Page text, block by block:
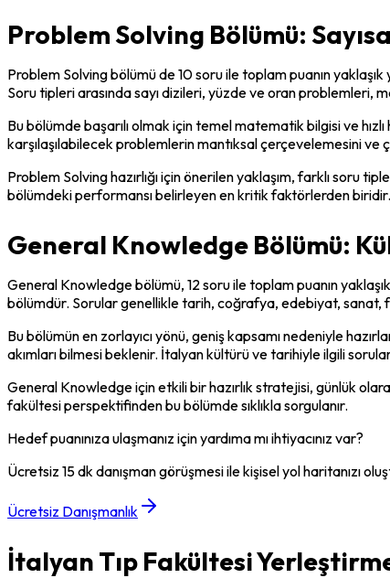
Problem Solving Bölümü:
Problem Solving bölümü de 10 soru ile toplam puanın
Soru tipleri arasında sayı dizileri, yüzde ve oran problemleri,
Bu bölümde başarılı olmak için temel matematik bilgisi ve
karşılaşılabilecek problemlerin mantıksal çerçevelemesini ve
Problem Solving hazırlığı için önerilen yaklaşım, farklı soru
bölümdeki performansı belirleyen en kritik faktörlerden biridir.
General Knowledge Bölümü:
General Knowledge bölümü, 12 soru ile toplam puanın
bölümdür. Sorular genellikle tarih, coğrafya, edebiyat, sanat,
Bu bölümün en zorlayıcı yönü, geniş kapsamı nedeniyle
akımları bilmesi beklenir. İtalyan kültürü ve tarihiyle ilgili sorular
General Knowledge için etkili bir hazırlık stratejisi, günlük
fakültesi perspektifinden bu bölümde sıklıkla sorgulanır.
Hedef puanınıza ulaşmanız için yardıma mı ihtiyacınız var?
Ücretsiz 15 dk danışman görüşmesi ile kişisel yol haritanızı
Ücretsiz Danışmanlık
İtalyan Tıp Fakültesi